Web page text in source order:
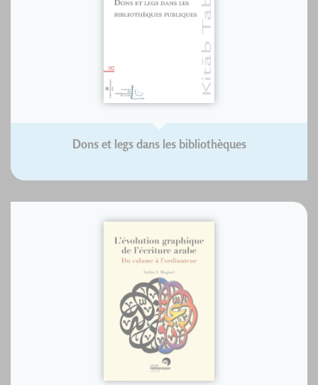
Dons et legs dans les bibliothèques